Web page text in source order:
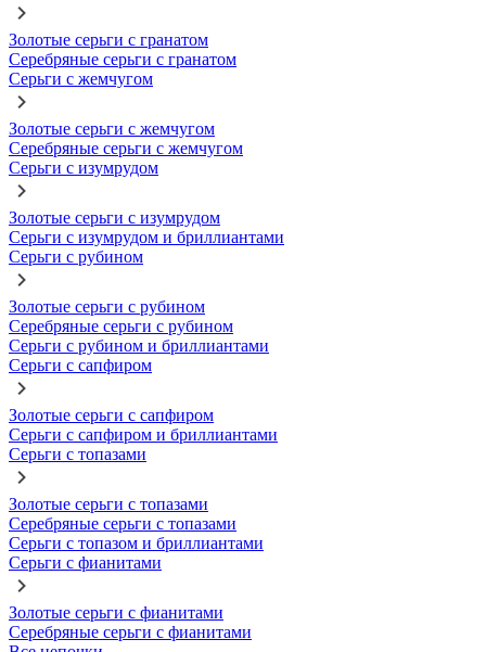
Золотые серьги с гранатом
Серебряные серьги с гранатом
Серьги с жемчугом
Золотые серьги с жемчугом
Серебряные серьги с жемчугом
Серьги с изумрудом
Золотые серьги с изумрудом
Серьги с изумрудом и бриллиантами
Серьги с рубином
Золотые серьги с рубином
Серебряные серьги с рубином
Серьги с рубином и бриллиантами
Серьги с сапфиром
Золотые серьги с сапфиром
Серьги с сапфиром и бриллиантами
Серьги с топазами
Золотые серьги с топазами
Серебряные серьги с топазами
Серьги с топазом и бриллиантами
Серьги с фианитами
Золотые серьги с фианитами
Серебряные серьги с фианитами